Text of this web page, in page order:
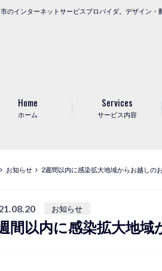
のインターネットサービスプロバイダ。デザイン・
ホーム
Home
サービス内容
Services
お知らせ 2週間以内に感染拡大地域からお越しの
お知らせ
間以内に感染拡大地